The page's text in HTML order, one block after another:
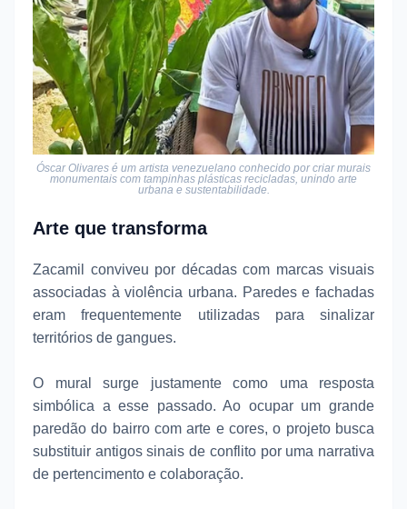
Óscar Olivares é um artista venezuelano conhecido por criar murais
monumentais com tampinhas plásticas recicladas, unindo arte
urbana e sustentabilidade.
Arte que transforma
Zacamil conviveu por décadas com marcas visuais
associadas à violência urbana. Paredes e fachadas
eram frequentemente utilizadas para sinalizar
territórios de gangues.
O mural surge justamente como uma resposta
simbólica a esse passado. Ao ocupar um grande
paredão do bairro com arte e cores, o projeto busca
substituir antigos sinais de conflito por uma narrativa
de pertencimento e colaboração.